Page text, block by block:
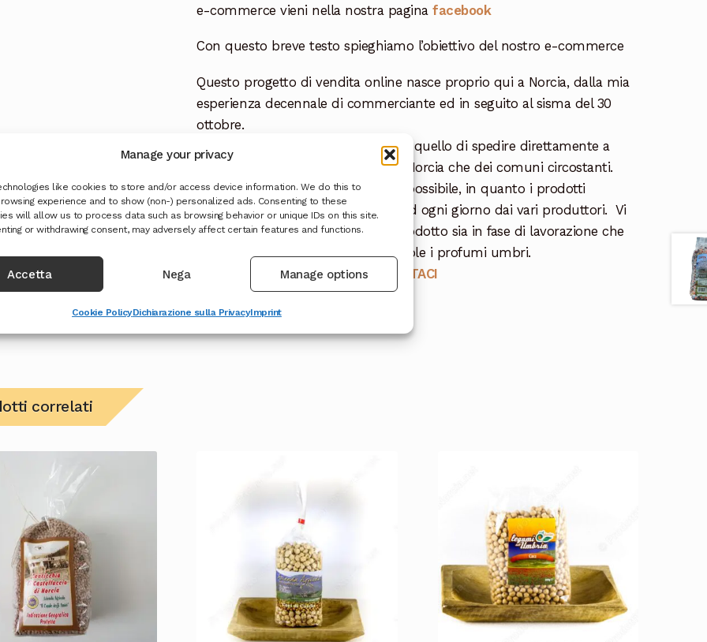
Manage your privacy
like cookies to store and/or access device information. We do this to
experience and to show (non-) personalized ads. Consenting to these
will allow us to process data such as browsing behavior or unique IDs on this site.
or withdrawing consent, may adversely affect certain features and functions.
Accetta Nega Manage options
Cookie PolicyDichiarazione sulla PrivacyImprint
e-commerce vieni nella nostra paginafacebook
Con questo breve testo spieghiamo l’obiettivo del nostro e-commerce
Questo progetto di vendita online nasce proprio qui a Norcia, dalla mia
esperienza decennale di commerciante ed in seguito al sisma del 30
ottobre.
L’obiettivo di
prodottidinorcia.net è quello di spedire direttamente a
casa vostra i nostri prodotti, sia di Norcia che dei comuni circostanti.
Il tutto con la maggior freschezza possibile, in quanto i prodotti
verranno acquistati direttamente ed ogni giorno dai vari produttori. Vi
garantiamo la genuinita’ di ogni prodotto sia in fase di lavorazione che
finito, perche’ porti sulle vostre tavole i profumi umbri.
Per maggiori informazioniCONTATTACI
correlati